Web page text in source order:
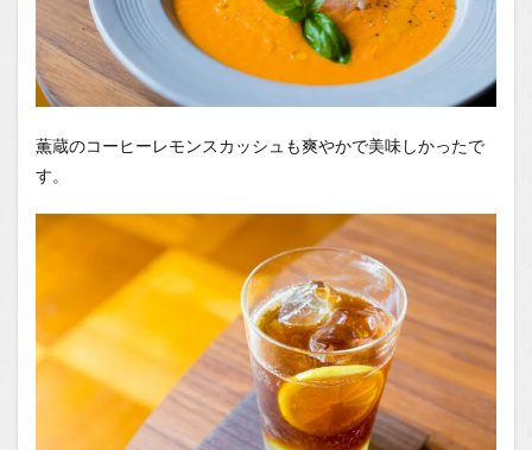
薫蔵のコーヒーレモンスカッシュも爽やかで美味しかったで
す。